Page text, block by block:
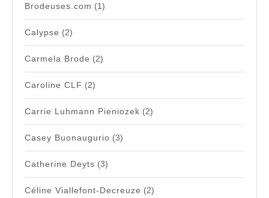
Brodeuses.com (1)
Calypse (2)
Carmela Brode (2)
Caroline CLF (2)
Carrie Luhmann Pieniozek (2)
Casey Buonaugurio (3)
Catherine Deyts (3)
Céline Viallefont-Decreuze (2)